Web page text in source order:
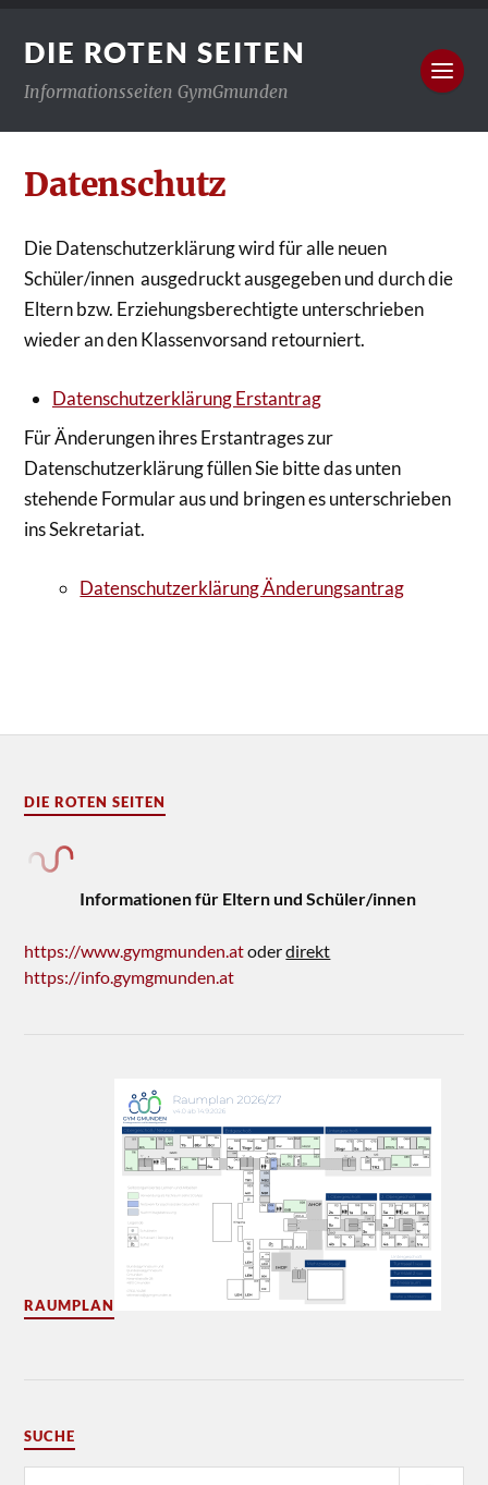
DIE ROTEN SEITEN
Informationsseiten GymGmunden
Datenschutz
Die Datenschutzerklärung wird für alle neuen
Schüler/innen ausgedruckt ausgegeben und durch die
Eltern bzw. Erziehungsberechtigte unterschrieben
wieder an den Klassenvorsand retourniert.
Datenschutzerklärung Erstantrag
Für Änderungen ihres Erstantrages zur
Datenschutzerklärung füllen Sie bitte das unten
stehende Formular aus und bringen es unterschrieben
ins Sekretariat.
Datenschutzerklärung Änderungsantrag
DIE ROTEN SEITEN
Informationen für Eltern und Schüler/innen
https://www.gymgmunden.atoderdirekt
https://info.gymgmunden.at
RAUMPLAN
SUCHE